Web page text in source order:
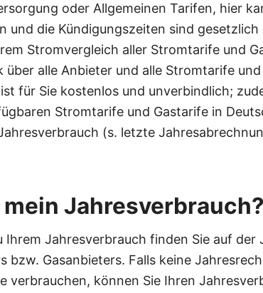
oder Allgemeinen Tarifen, hier
und die Kündigungszeiten sind
Stromvergleich aller Stromtarife und
über alle Anbieter und alle Stromtarife
für Sie kostenlos und unverbindlich;
Stromtarife und Gastarife in
(s. letzte
Jahresverbrauch?
Ihrem Jahresverbrauch finden Sie auf der
bzw. Gasanbieters. Falls keine
verbrauchen, können Sie Ihren